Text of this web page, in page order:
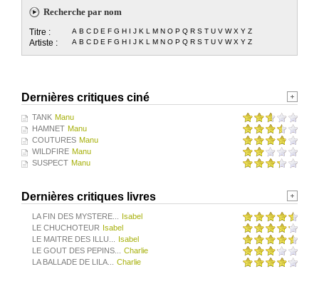
Recherche par nom
Titre : A B C D E F G H I J K L M N O P Q R S T U V W X Y Z
Artiste : A B C D E F G H I J K L M N O P Q R S T U V W X Y Z
Dernières critiques ciné
TANK Manu
HAMNET Manu
COUTURES Manu
WILDFIRE Manu
SUSPECT Manu
Dernières critiques livres
LA FIN DES MYSTERE...
Isabel
LE CHUCHOTEUR Isabel
LE MAITRE DES ILLU...
Isabel
LE GOUT DES PEPINS...
Charlie
LA BALLADE DE LILA...
Charlie